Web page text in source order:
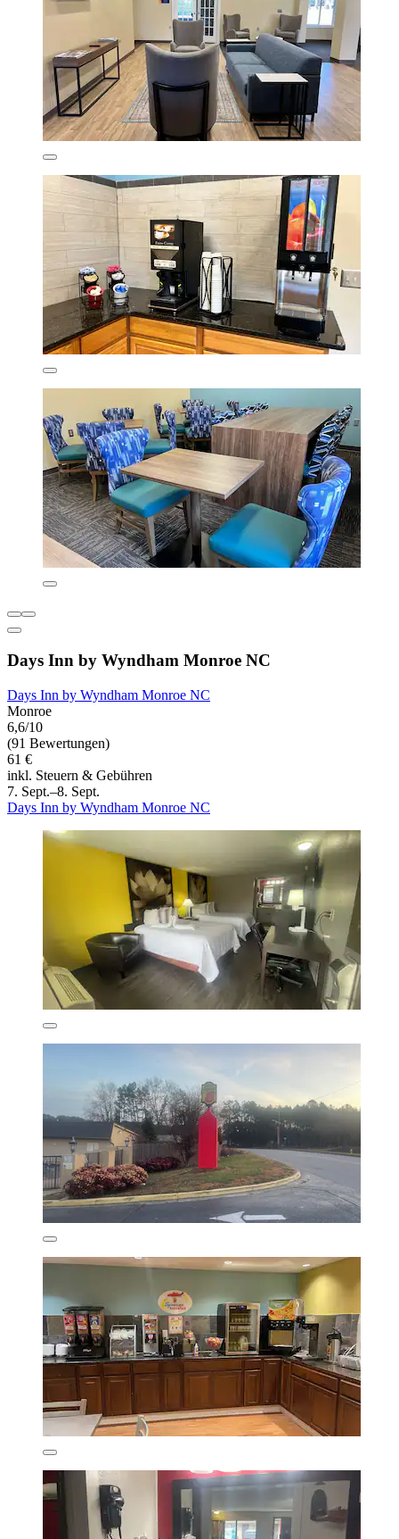
Days Inn by Wyndham Monroe NC
Days Inn by Wyndham Monroe NC
Monroe
6,6/10
(91 Bewertungen)
61 €
inkl. Steuern & Gebühren
7. Sept.–8. Sept.
Days Inn by Wyndham Monroe NC